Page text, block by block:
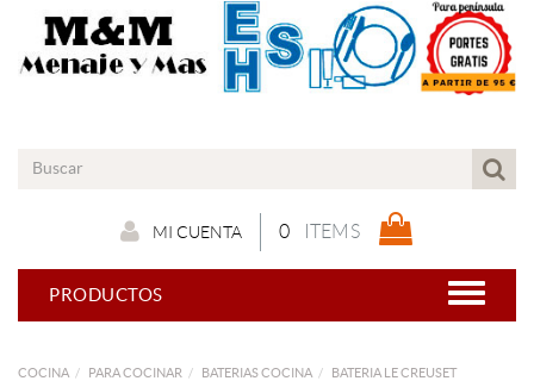
0 ITEMS
MI CUENTA
PRODUCTOS
COCINA PARA COCINAR BATERIAS COCINA
BATERIA LE CREUSET